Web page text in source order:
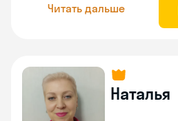
Читать дальше
Наталья